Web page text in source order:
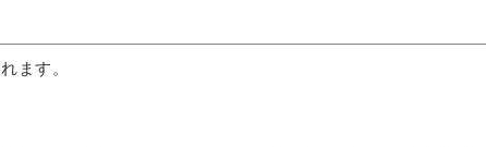
ます。